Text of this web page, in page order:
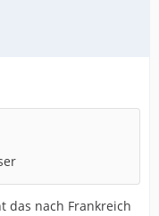
das nach Frankreich